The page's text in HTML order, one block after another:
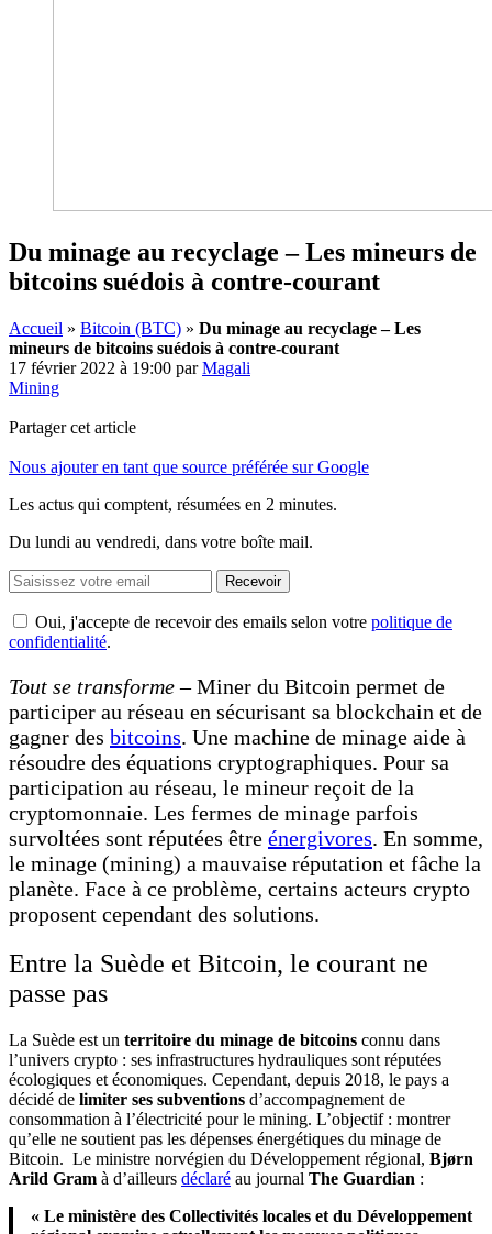
Du minage au recyclage – Les mineurs de
bitcoins suédois à contre-courant
Accueil » Bitcoin (BTC) » Du minage au recyclage – Les
mineurs de bitcoins suédois à contre-courant
17 février 2022 à 19:00 parMagali
Mining
Partager cet article
Nous ajouter en tant que source préférée sur Google
Les actus qui comptent, résumées en 2 minutes.
Du lundi au vendredi, dans votre boîte mail.
Recevoir
Oui, j'accepte de recevoir des emails selon votre politique de
confidentialité.
Tout se transforme– Miner du Bitcoin permet de
participer au réseau en sécurisant sa blockchain et de
gagner des bitcoins. Une machine de minage aide à
résoudre des équations cryptographiques. Pour sa
participation au réseau, le mineur reçoit de la
cryptomonnaie. Les fermes de minage parfois
survoltées sont réputées être énergivores. En somme,
le minage (mining) a mauvaise réputation et fâche la
planète. Face à ce problème, certains acteurs crypto
proposent cependant des solutions.
Entre la Suède et Bitcoin, le courant ne
passe pas
La Suède est un territoire du minage de bitcoins connu dans
l’univers crypto : ses infrastructures hydrauliques sont réputées
écologiques et économiques. Cependant, depuis 2018, le pays a
décidé de limiter ses subventions d’accompagnement de
consommation à l’électricité pour le mining. L’objectif : montrer
qu’elle ne soutient pas les dépenses énergétiques du minage de
Bitcoin. Le ministre norvégien du Développement régional, Bjørn
Arild Gram à d’ailleurs déclaré au journal The Guardian :
« Le ministère des Collectivités locales et du Développement